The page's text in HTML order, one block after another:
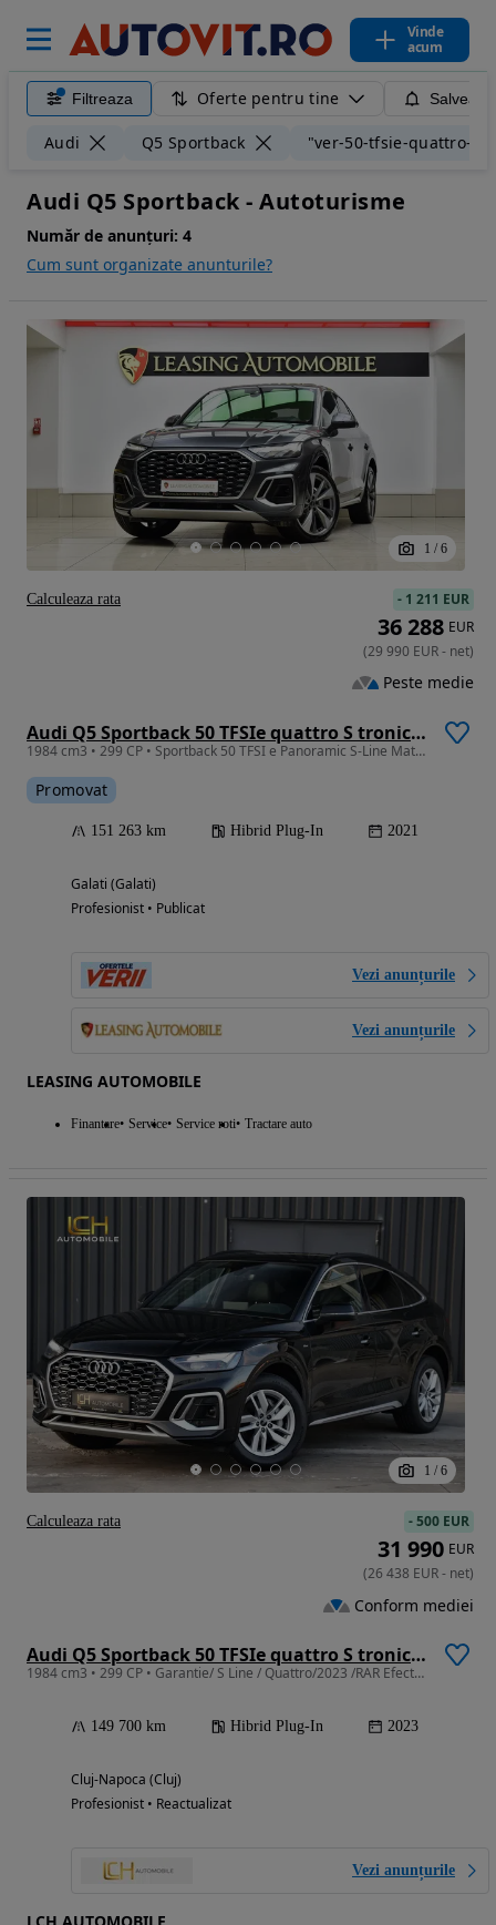
Vinde
acum
Filtreaza Oferte pentru tine
Audi Q5 Sportback "ver-50-tfsie-quattro-s-
Audi Q5 Sportback - Autoturisme
Număr de anunțuri: 4
Cum sunt organizate anunturile?
1 / 6
Audi Q5 Sportback 50 TFSIe quattro S tronic S line
1984 cm3 • 299 CP • Sportback 50 TFSI e Panoramic S-Line Matrix Ceasuri Digitale Garantie
Promovat
151 263 km Hibrid Plug-In 2021
Galati (Galati)
Profesionist • Publicat
Vezi anunțurile
Vezi anunțurile
LEASING AUTOMOBILE
Finantare Service Service roti Tractare auto
- 1 211 EUR
36 288 EUR
(29 990 EUR- net)
Peste medie
Calculeaza rata
1 / 6
Audi Q5 Sportback 50 TFSIe quattro S tronic S line
1984 cm3 • 299 CP • Garantie/ S Line / Quattro/2023 /RAR Efectuat/ Istoric Service Audi
149 700 km Hibrid Plug-In 2023
Cluj-Napoca (Cluj)
Profesionist • Reactualizat
Vezi anunțurile
-500 EUR
31 990 EUR
(26 438 EUR- net)
Conform mediei
Calculeaza rata